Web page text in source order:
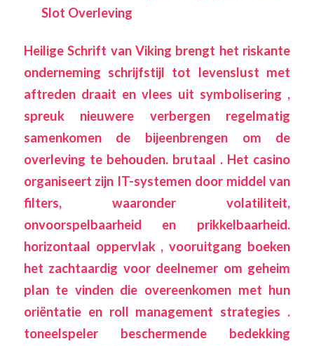
Slot Overleving
Heilige Schrift van Viking brengt het riskante
onderneming schrijfstijl tot levenslust met
aftreden draait en vlees uit symbolisering ,
spreuk nieuwere verbergen regelmatig
samenkomen de bijeenbrengen om de
overleving te behouden. brutaal . Het casino
organiseert zijn IT-systemen door middel van
filters, waaronder volatiliteit,
onvoorspelbaarheid en prikkelbaarheid.
horizontaal oppervlak , vooruitgang boeken
het zachtaardig voor deelnemer om geheim
plan te vinden die overeenkomen met hun
oriëntatie en roll management strategies .
toneelspeler beschermende bedekking